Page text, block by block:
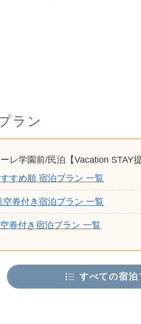
ラン
レ学園前/民泊【Vacation STAY
すめ順 宿泊プラン 一覧
空券付き宿泊プラン 一覧
券付き宿泊プラン 一覧
すべての宿泊